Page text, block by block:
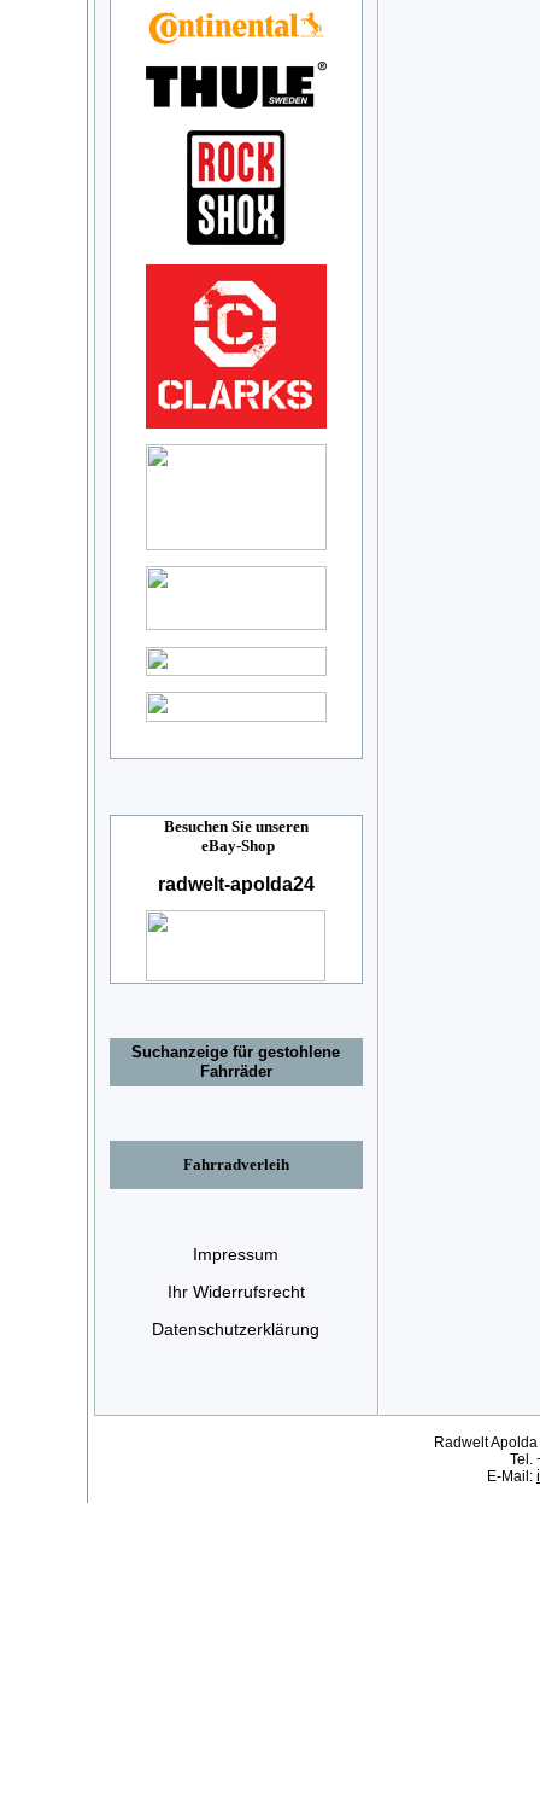
Besuchen Sie unseren
eBay-Shop
radwelt-apolda24
Suchanzeige für gestohlene
Fahrräder
Fahrradverleih
Impressum
Ihr Widerrufsrecht
Datenschutzerklärung
Radwelt
Tel.
E-Mail: